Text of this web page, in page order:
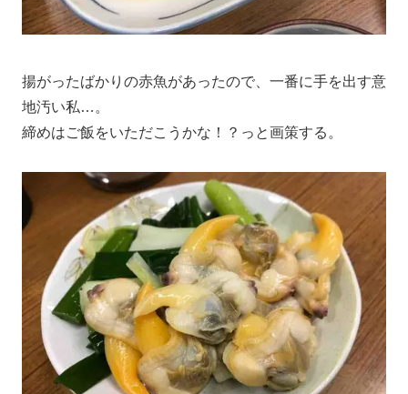
揚がったばかりの赤魚があったので、一番に手を出す意
地汚い私…。
締めはご飯をいただこうかな！？っと画策する。